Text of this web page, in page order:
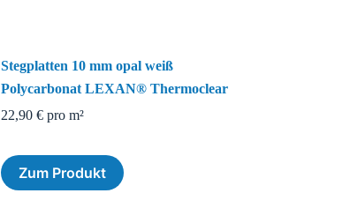
Stegplatten 10 mm opal weiß
Polycarbonat LEXAN® Thermoclear
22,90 €pro m²
Zum Produkt